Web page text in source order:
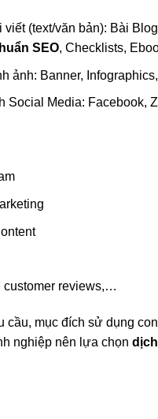
viết (text/văn bản): Bài
SEO, Checklists,
ảnh: Banner,
Social Media: Facebook,
customer reviews,…
cầu, mục đích sử dụng
nghiệp nên lựa chọn